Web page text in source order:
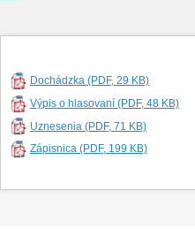
Dochádzka (PDF, 29 KB)
Výpis o hlasovaní (PDF, 48 KB)
Uznesenia (PDF, 71 KB)
Zápisnica (PDF, 199 KB)